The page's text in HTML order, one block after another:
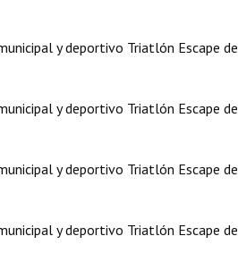
y deportivo Triatlón Escape
y deportivo Triatlón Escape
y deportivo Triatlón Escape
y deportivo Triatlón Escape